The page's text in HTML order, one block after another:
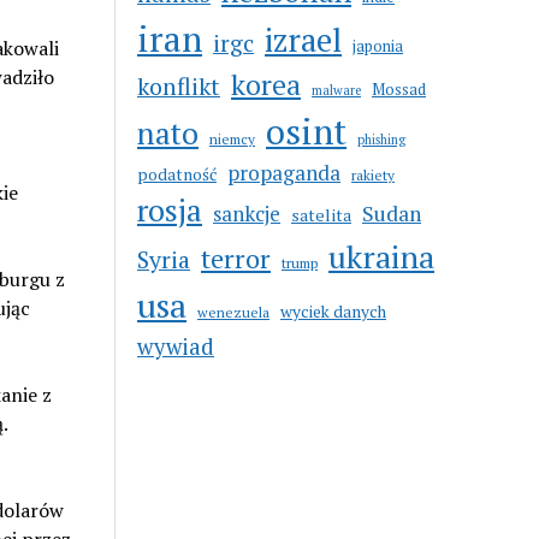
z
z
iran irgc izrael japonia
konflikt korea malware Mossad
nato niemcy osint phishing
podatność propaganda rakiety
rosja sankcje satelita Sudan
Syria terror trump ukraina
usa wenezuela wyciek danych
wywiad